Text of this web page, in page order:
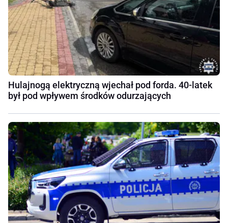
Hulajnogą elektryczną wjechał pod forda. 40-latek
był pod wpływem środków odurzających